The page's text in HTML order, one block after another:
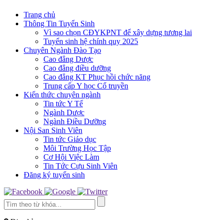
Trang chủ
Thông Tin Tuyển Sinh
Vì sao chọn CĐYKPNT để xây dựng tương lai
Tuyển sinh hệ chính quy 2025
Chuyên Ngành Đào Tạo
Cao đẳng Dược
Cao đẳng điều dưỡng
Cao đẳng KT Phục hồi chức năng
Trung cấp Y học Cổ truyền
Kiến thức chuyên ngành
Tin tức Y Tế
Ngành Dược
Ngành Điều Dưỡng
Nội San Sinh Viên
Tin tức Giáo dục
Môi Trường Học Tập
Cơ Hội Việc Làm
Tin Tức Cựu Sinh Viên
Đăng ký tuyển sinh